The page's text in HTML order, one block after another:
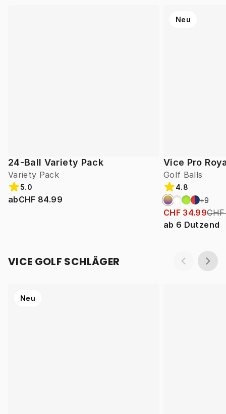
24-Ball Variety Pack
Variety Pack
5.0
abCHF 84.99
Vice Pro
Golf Balls
Neu
4.8
+9
CHF 34.99
ab 6 Dutzend
VICE GOLF SCHLÄGER
Neu